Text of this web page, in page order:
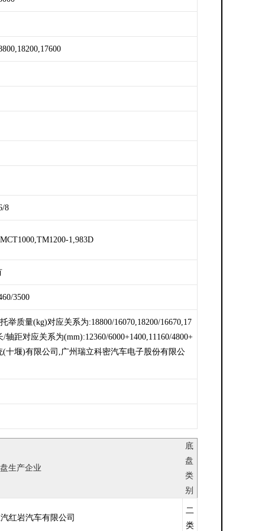
8
1,983D
3500
质量(kg)对应关系为:18800/16070,18200/16670,17
距对应关系为(mm):12360/6000+1400,11160/4800+
(十堰)有限公司,广州瑞立科密汽车电子股份有限公
生产企业
底
盘
类
别
红岩汽车有限公司
二
类